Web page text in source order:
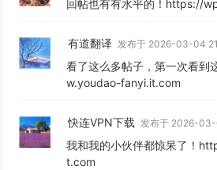
回帖也有有水平的！https://
有道翻译 发布于 2026-03-04
看了这么多帖子，第一次看
w.youdao-fanyi.it.com
快连VPN下载 发布于 2026-
我和我的小伙伴都惊呆了！
t.com